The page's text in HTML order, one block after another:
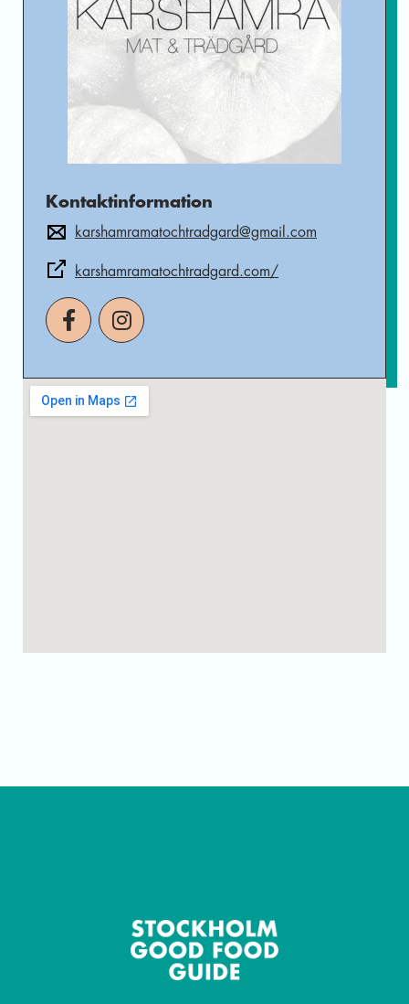
Kontaktinformation
karshamramatochtradgard@gmail.com
karshamramatochtradgard.com/